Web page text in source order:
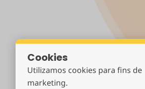
Cookies
Utilizamos cookies para fins de
marketing.